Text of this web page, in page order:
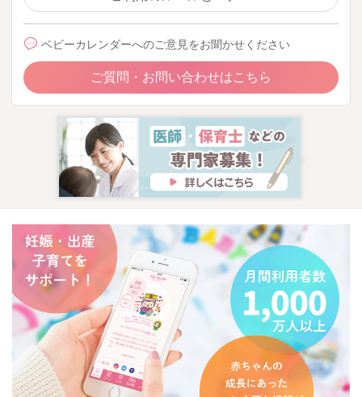
ベビーカレンダーへのご意見をお聞かせください
ご質問・お問い合わせはこちら